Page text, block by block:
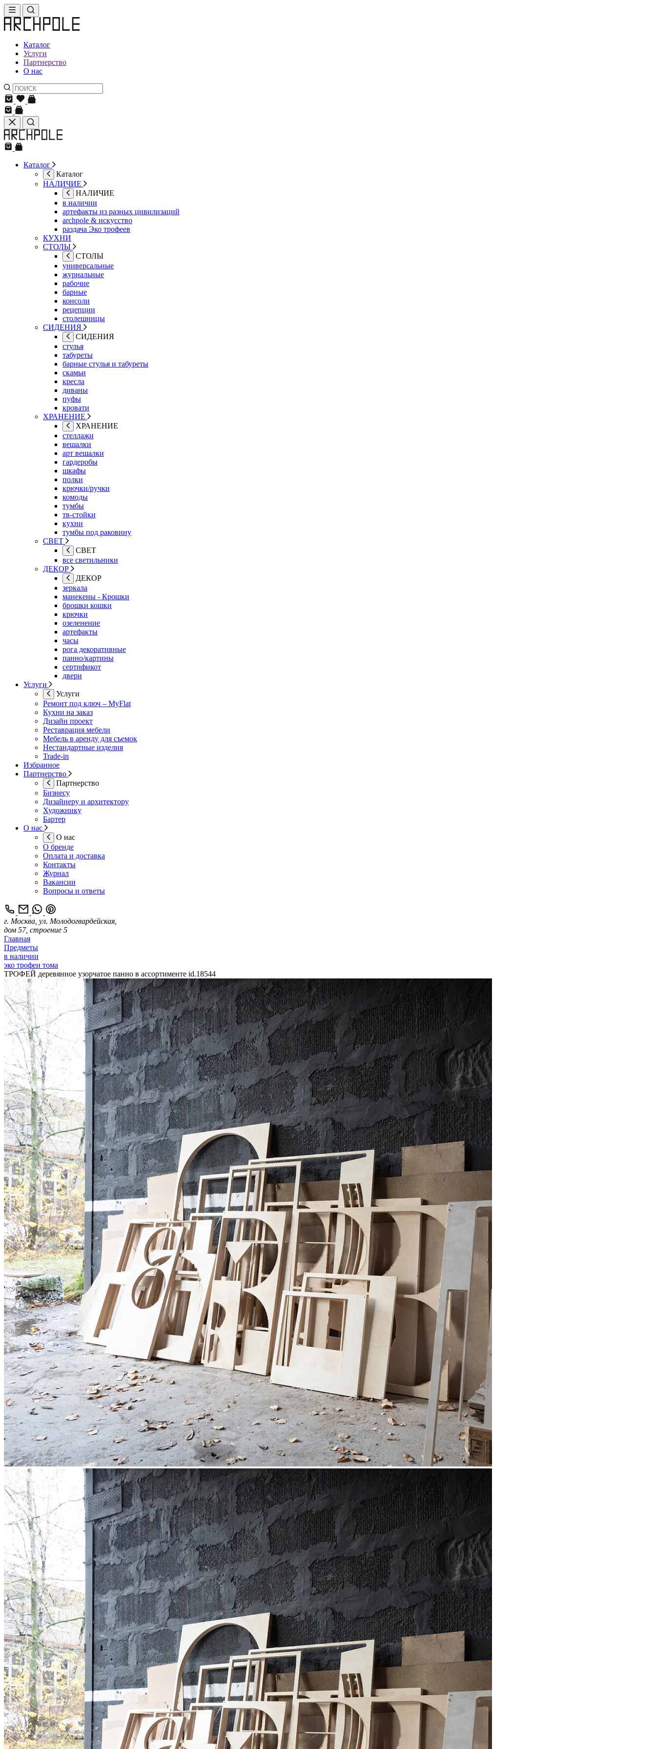
Каталог
Услуги
Партнерство
О нас
Каталог
Каталог
НАЛИЧИЕ
НАЛИЧИЕ
в наличии
артефакты из разных цивилизаций
archpole & искусство
раздача Эко трофеев
КУХНИ
СТОЛЫ
СТОЛЫ
универсальные
журнальные
рабочие
барные
консоли
рецепции
столешницы
СИДЕНИЯ
СИДЕНИЯ
стулья
табуреты
барные стулья и табуреты
скамьи
кресла
диваны
пуфы
кровати
ХРАНЕНИЕ
ХРАНЕНИЕ
стеллажи
вешалки
арт вешалки
гардеробы
шкафы
полки
крючки/ручки
комоды
тумбы
тв-стойки
кухни
тумбы под раковину
СВЕТ
СВЕТ
все светильники
ДЕКОР
ДЕКОР
зеркала
манекены - Крошки
брошки кошки
крючки
озеленение
артефакты
часы
рога декоративные
панно/картины
сертификот
двери
Услуги
Услуги
Ремонт под ключ – MyFlat
Кухни на заказ
Дизайн проект
Реставрация мебели
Мебель в аренду для съемок
Нестандартные изделия
Trade-in
Избранное
Партнерство
Партнерство
Бизнесу
Дизайнеру и архитектору
Художнику
Бартер
О нас
О нас
О бренде
Оплата и доставка
Контакты
Журнал
Вакансии
Вопросы и ответы
г. Москва, ул. Молодогвардейская,
дом 57, строение 5
Главная
Предметы
в наличии
эко трофеи тома
ТРОФЕЙ деревянное узорчатое панно в ассортименте id.18544